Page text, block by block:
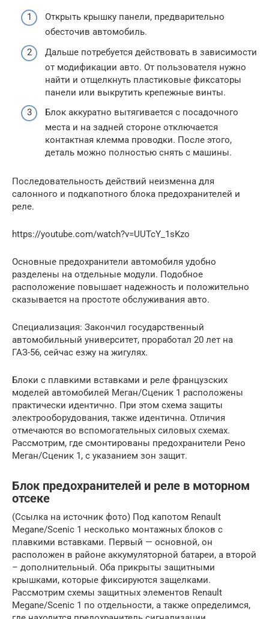
Открыть крышку панели, предварительно
обесточив автомобиль.
Дальше потребуется действовать в зависимости
от модификации авто. От пользователя нужно
найти и отщелкнуть пластиковые фиксаторы
панели или выкрутить крепежные винты.
Блок аккуратно вытягивается с посадочного
места и на задней стороне отключается
контактная клемма проводки. После этого,
деталь можно полностью снять с машины.
Последовательность действий неизменна для
салонного и подкапотного блока предохранителей и
реле.
https://youtube.com/watch?v=UUTcY_1sKzo
Основные предохранители автомобиля удобно
разделены на отдельные модули. Подобное
расположение повышает надежность и положительно
сказывается на простоте обслуживания авто.
Специализация: Закончил государственный
автомобильный университет, проработал 20 лет на
ГАЗ-56, сейчас езжу на жигулях.
Блоки с плавкими вставками и реле французских
моделей автомобилей Меган/Сценик 1 расположены
практически идентично. При этом схема защиты
электрооборудования, также идентична. Отличия
отмечаются во вспомогательных силовых схемах.
Рассмотрим, где смонтированы предохранители Рено
Меган/Сценик 1, с указанием зон защит.
Блок предохранителей и реле в моторном
отсеке
(Ссылка на источник фото) Под капотом Renault
Megane/Scenic 1 несколько монтажных блоков с
плавкими вставками. Первый — основной, он
расположен в районе аккумуляторной батареи, а второй
– дополнительный. Оба прикрыты защитными
крышками, которые фиксируются защелками.
Рассмотрим схемы защитных элементов Renault
Megane/Scenic 1 по отдельности, а также определимся,